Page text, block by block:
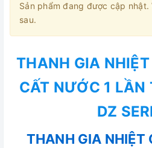
Sản phẩm đang được cập nhật.
sau.
THANH GIA
CẤT NƯỚC 1 LẦN
DZ
THANH GIA NHIỆT